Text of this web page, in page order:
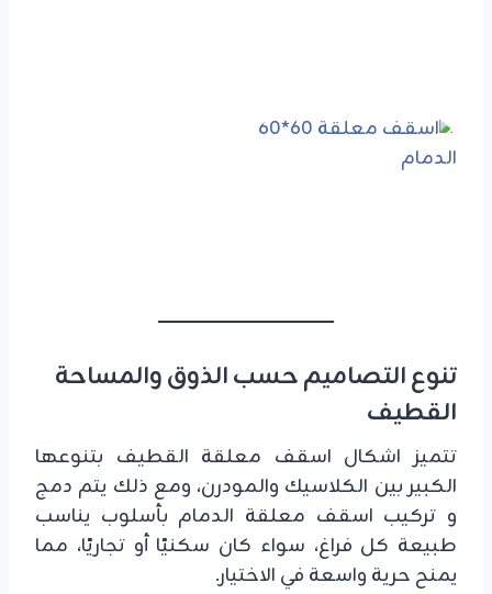
تنوع التصاميم حسب الذوق والمساحة
القطيف
تتميز اشكال اسقف معلقة القطيف بتنوعها
الكبير بين الكلاسيك والمودرن، ومع ذلك يتم دمج
و تركيب اسقف معلقة الدمام بأسلوب يناسب
طبيعة كل فراغ، سواء كان سكنيًا أو تجاريًا، مما
يمنح حرية واسعة في الاختيار.